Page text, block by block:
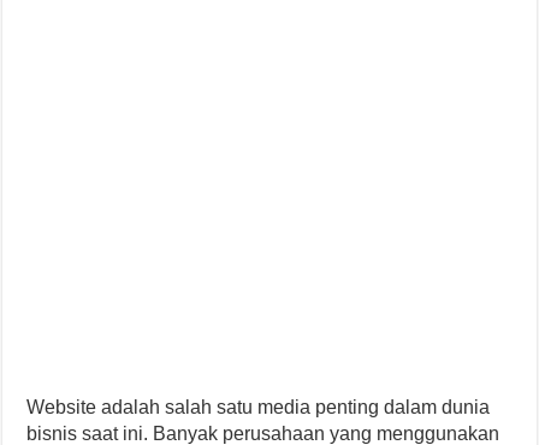
Website adalah salah satu media penting dalam dunia
bisnis saat ini. Banyak perusahaan yang menggunakan